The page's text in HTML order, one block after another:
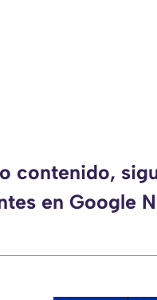
contenido,
en Google